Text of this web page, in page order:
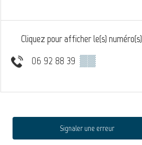
Cliquez pour afficher le(s) numéro(s)
06 92 88 39 ▒▒
Signaler une erreur